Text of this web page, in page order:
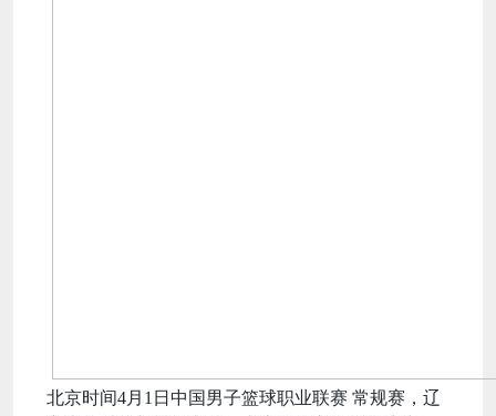
北京时间4月1日中国男子篮球职业联赛 常规赛，辽